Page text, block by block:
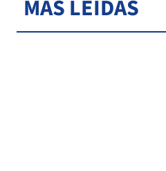
MÁS LEÍDAS